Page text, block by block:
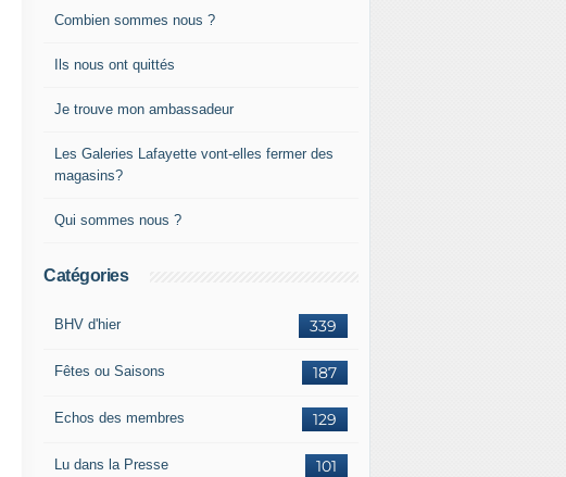
Combien sommes nous ?
Ils nous ont quittés
Je trouve mon ambassadeur
Les Galeries Lafayette vont-elles fermer des
magasins?
Qui sommes nous ?
Catégories
339
BHV d'hier
187
Fêtes ou Saisons
129
Echos des membres
101
Lu dans la Presse